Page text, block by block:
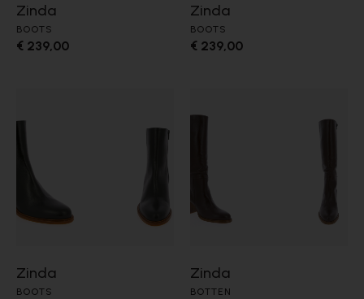
Zinda
BOOTS
€ 239,00
Zinda
BOOTS
€ 239,00
Zinda
BOOTS
Zinda
BOTTEN